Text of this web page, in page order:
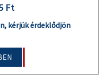
Ft
kérjük érdeklődjön